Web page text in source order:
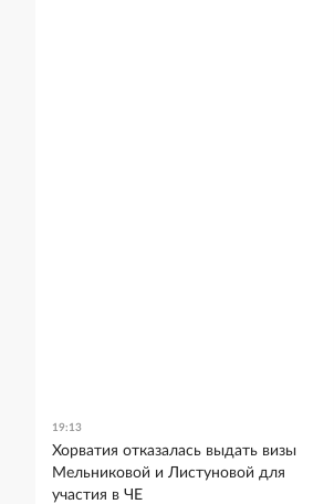
19:13
Хорватия отказалась выдать визы
Мельниковой и Листуновой для
участия в ЧЕ